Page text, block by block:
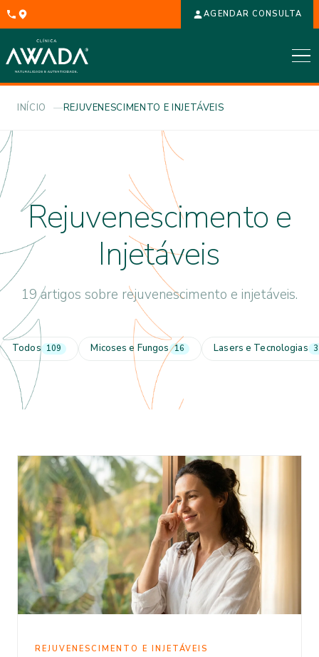
AGENDAR CONSULTA
INÍCIO REJUVENESCIMENTO E INJETÁVEIS
Rejuvenescimento e
Injetáveis
19 artigos sobre rejuvenescimento e injetáveis.
Todos 109 Micoses e Fungos 16 Lasers e Tecnologias
REJUVENESCIMENTO E INJETÁVEIS